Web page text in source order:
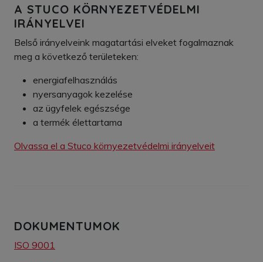
A STUCO KÖRNYEZETVÉDELMI
IRÁNYELVEI
Belső irányelveink magatartási elveket fogalmaznak
meg a következő területeken:
energiafelhasználás
nyersanyagok kezelése
az ügyfelek egészsége
a termék élettartama
Olvassa el a Stuco környezetvédelmi irányelveit
DOKUMENTUMOK
ISO 9001